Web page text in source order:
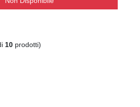
10 prodotti)